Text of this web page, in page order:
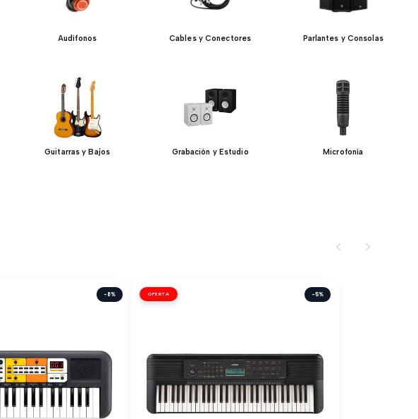
Audífonos Cables y Conectores Parlantes y Consolas
Guitarras y Bajos Grabación y Estudio Microfonía
-8% OFERTA -5%